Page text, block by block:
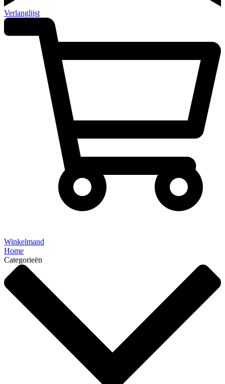
Verlanglijst
Winkelmand
Home
Categorieën